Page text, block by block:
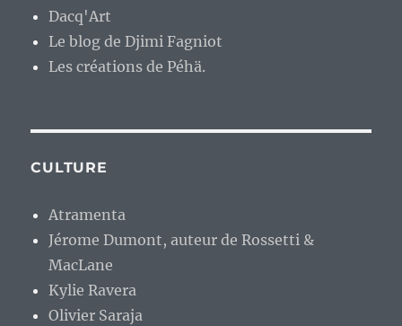
Dacq'Art
Le blog de Djimi Fagniot
Les créations de Péhä.
CULTURE
Atramenta
Jérome Dumont, auteur de Rossetti &
MacLane
Kylie Ravera
Olivier Saraja